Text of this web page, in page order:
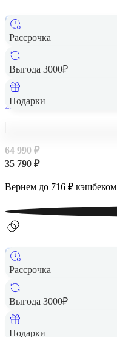
Рассрочка
Выгода 3000₽
Подарки
256 Гб
64 990 ₽
35 790 ₽
Вернем до 716 ₽ кэшбеком
Рассрочка
Выгода 3000₽
Подарки